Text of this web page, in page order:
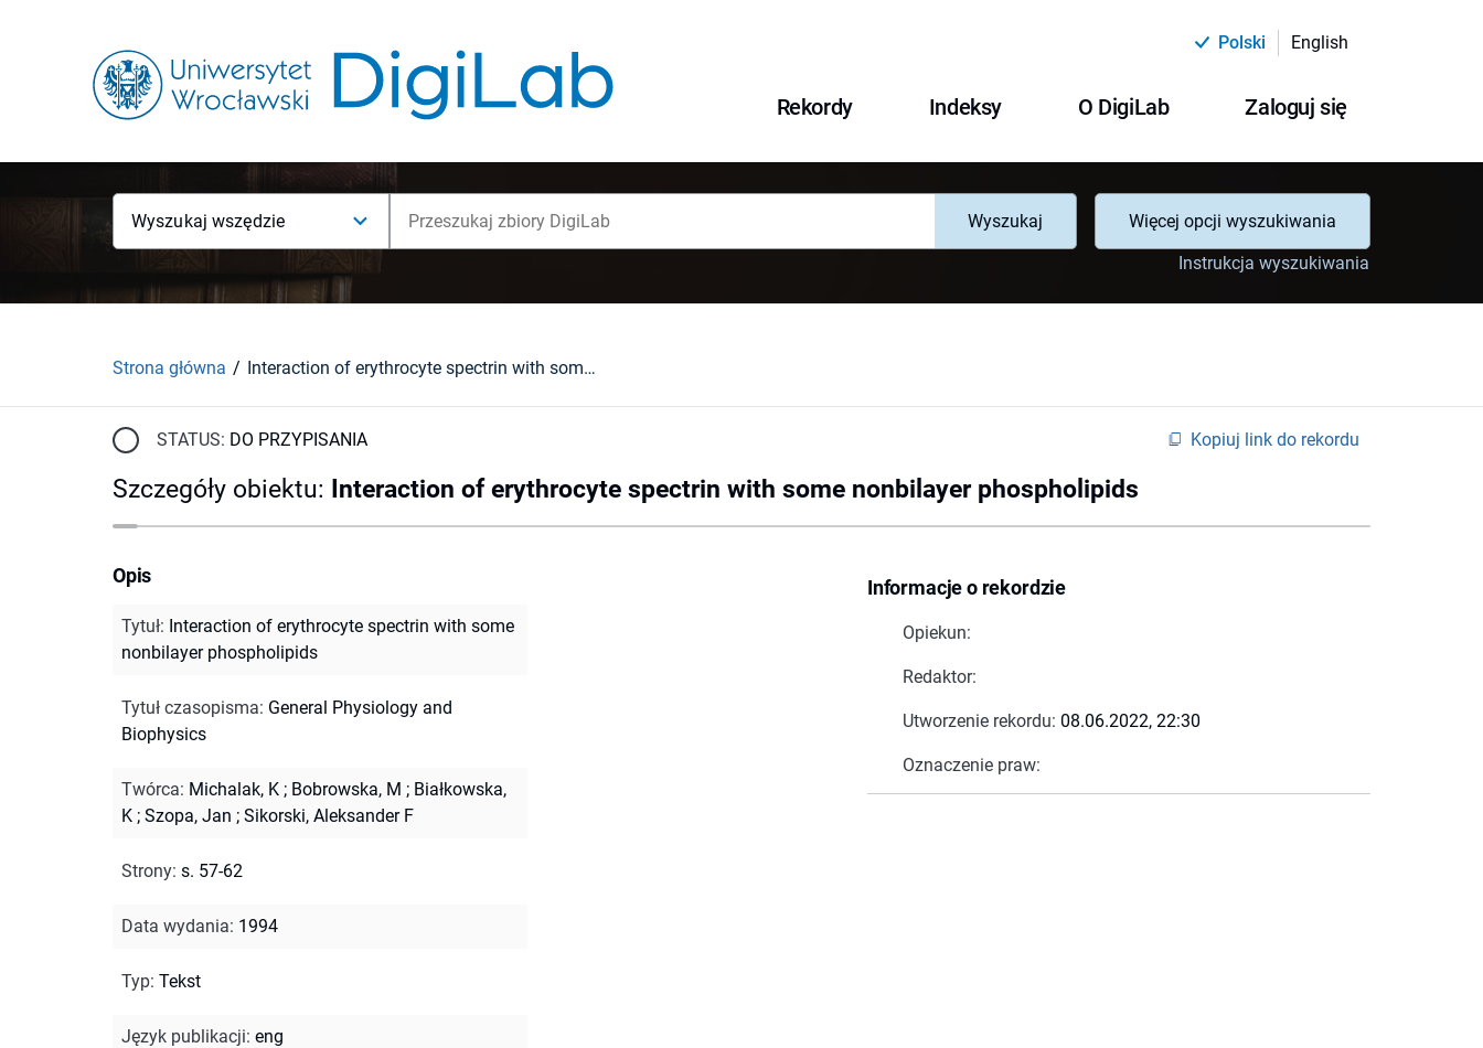
Polski English
Rekordy Indeksy O DigiLab Zaloguj się
Wyszukaj wszędzie Wyszukaj
Więcej opcji wyszukiwania
Instrukcja wyszukiwania
Strona główna Interaction of erythrocyte spectrin with some nonbilayer phospholipids
STATUS: DO PRZYPISANIA Kopiuj link do rekordu
Szczegóły obiektu: Interaction of erythrocyte spectrin with some nonbilayer phospholipids
Informacje o rekordzie
Opiekun:
Redaktor:
Utworzenie rekordu: 08.06.2022, 22:30
Oznaczenie praw:
Opis
Tytuł: Interaction of erythrocyte spectrin with some
nonbilayer phospholipids
Tytuł czasopisma: General Physiology and
Biophysics
Twórca: Michalak, K ; Bobrowska, M ; Białkowska,
K ; Szopa, Jan ; Sikorski, Aleksander F
Strony: s. 57-62
Data wydania: 1994
Typ: Tekst
Język publikacji: eng